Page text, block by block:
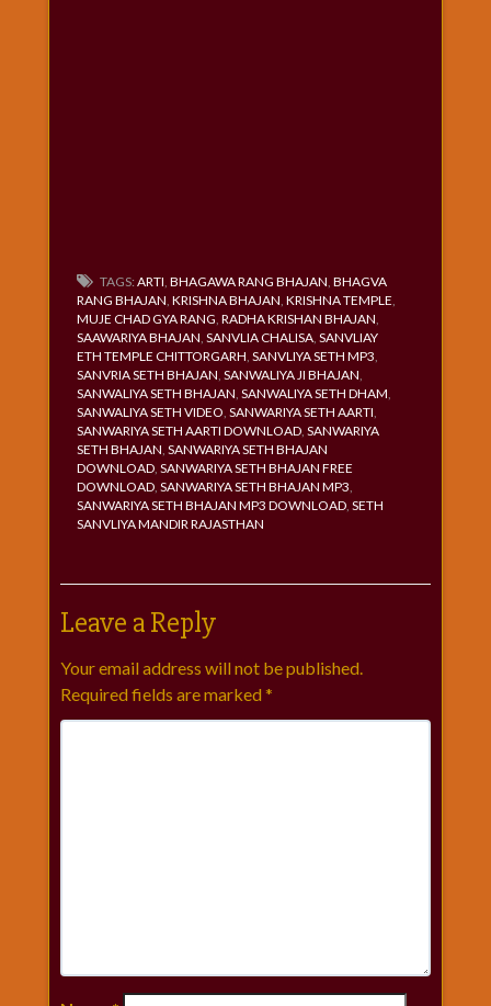
TAGS: ARTI, BHAGAWA RANG BHAJAN, BHAGVA
RANG BHAJAN, KRISHNA BHAJAN, KRISHNA TEMPLE,
MUJE CHAD GYA RANG, RADHA KRISHAN BHAJAN,
SAAWARIYA BHAJAN, SANVLIA CHALISA, SANVLIAY
ETH TEMPLE CHITTORGARH, SANVLIYA SETH MP3,
SANVRIA SETH BHAJAN, SANWALIYA JI BHAJAN,
SANWALIYA SETH BHAJAN, SANWALIYA SETH DHAM,
SANWALIYA SETH VIDEO, SANWARIYA SETH AARTI,
SANWARIYA SETH AARTI DOWNLOAD, SANWARIYA
SETH BHAJAN, SANWARIYA SETH BHAJAN
DOWNLOAD, SANWARIYA SETH BHAJAN FREE
DOWNLOAD, SANWARIYA SETH BHAJAN MP3,
SANWARIYA SETH BHAJAN MP3 DOWNLOAD, SETH
SANVLIYA MANDIR RAJASTHAN
Leave a Reply
Your email address will not be published.
Required fields are marked *